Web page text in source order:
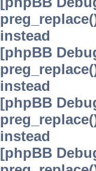
instead
[phpBB
instead
[phpBB
instead
[phpBB